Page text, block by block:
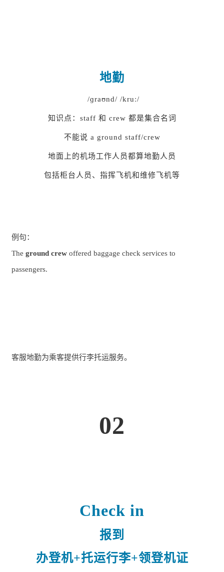
地勤
/ɡraʊnd/ /kruː/
知识点：staff 和 crew 都是集合名词
不能说 a ground staff/crew
地面上的机场工作人员都算地勤人员
包括柜台人员、指挥飞机和维修飞机等
例句：
The ground crew offered baggage check services to
passengers.
客服地勤为乘客提供行李托运服务。
02
Check in
报到
办登机+托运行李+领登机证